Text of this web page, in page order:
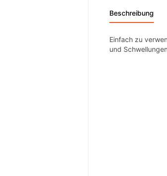
Beschreibung
Einfach zu
und